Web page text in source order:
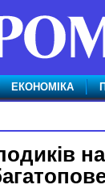
ЕКОНОМІКА